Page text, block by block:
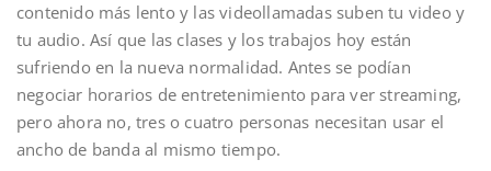
contenido más lento y las videollamadas suben tu video y
tu audio. Así que las clases y los trabajos hoy están
sufriendo en la nueva normalidad. Antes se podían
negociar horarios de entretenimiento para ver streaming,
pero ahora no, tres o cuatro personas necesitan usar el
ancho de banda al mismo tiempo.